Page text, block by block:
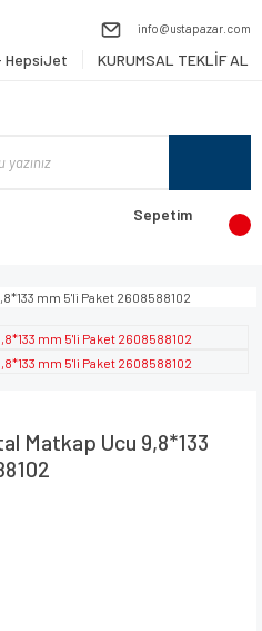
info@ustapazar.com
HepsiJet KURUMSAL TEKLİF AL
Sepetim
Matkap Ucu 9,8*133